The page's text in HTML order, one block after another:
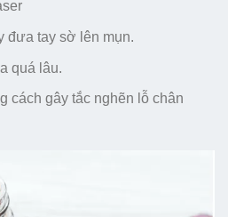
đưa tay sờ lên mụn.
quá lâu.
cách gây tắc nghẽn lỗ chân